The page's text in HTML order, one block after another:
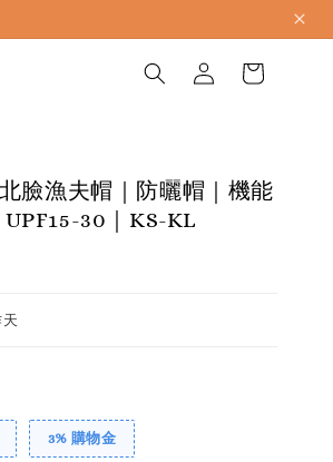
臉漁夫帽｜防曬帽｜機能
30｜KS-KL
3% 購物金